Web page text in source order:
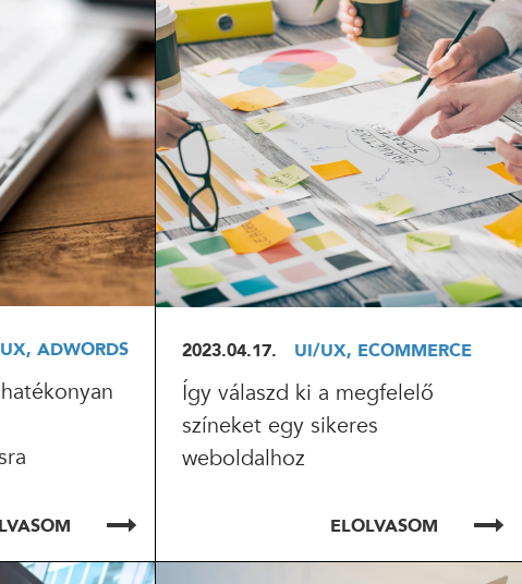
ADWORDS
ELOLVASOM
2023.04.17. UI/UX, ECOMMERCE
Így válaszd ki a megfelelő
színeket egy sikeres
weboldalhoz
ELOLVASOM